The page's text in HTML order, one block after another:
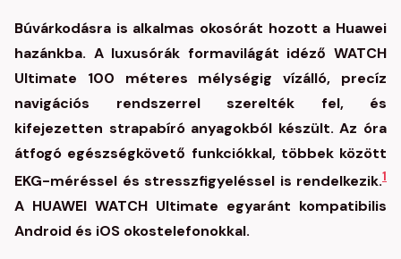
Búvárkodásra is alkalmas okosórát hozott a Huawei
hazánkba. A luxusórák formavilágát idéző WATCH
Ultimate 100 méteres mélységig vízálló, precíz
navigációs rendszerrel szerelték fel, és
kifejezetten strapabíró anyagokból készült. Az óra
átfogó egészségkövető funkciókkal, többek között
EKG-méréssel és stresszfigyeléssel is rendelkezik.1
A HUAWEI WATCH Ultimate egyaránt kompatibilis
Android és iOS okostelefonokkal.